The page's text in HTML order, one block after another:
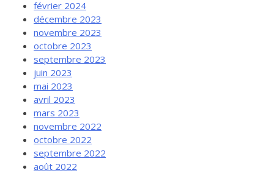
février 2024
décembre 2023
novembre 2023
octobre 2023
septembre 2023
juin 2023
mai 2023
avril 2023
mars 2023
novembre 2022
octobre 2022
septembre 2022
août 2022